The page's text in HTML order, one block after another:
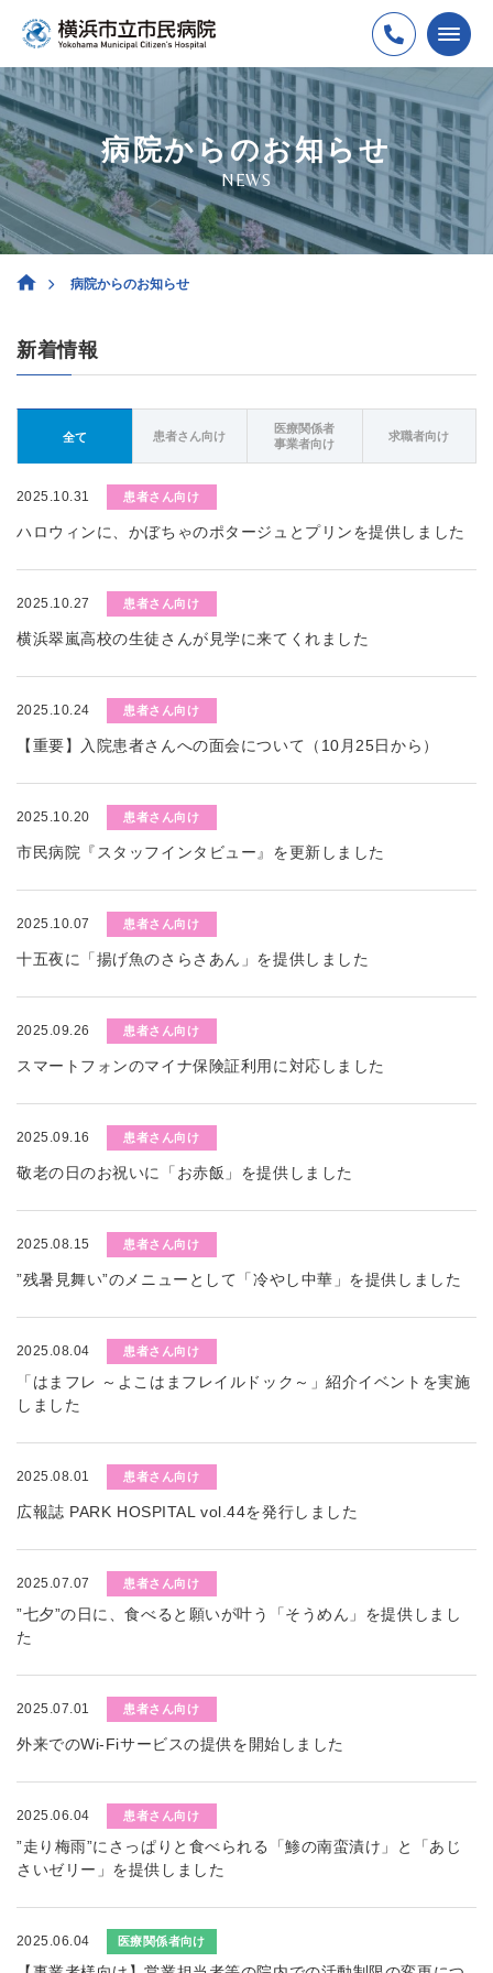
病院からのお知らせ
NEWS
病院からのお知らせ
新着情報
全て 患者さん向け
医療関係者
事業者向け
求職者向け
2025.10.31 患者さん向け
ハロウィンに、かぼちゃのポタージュとプリンを提供しました
2025.10.27 患者さん向け
横浜翠嵐高校の生徒さんが見学に来てくれました
2025.10.24 患者さん向け
【重要】入院患者さんへの面会について（10月25日から）
2025.10.20 患者さん向け
市民病院『スタッフインタビュー』を更新しました
2025.10.07 患者さん向け
十五夜に「揚げ魚のさらさあん」を提供しました
2025.09.26 患者さん向け
スマートフォンのマイナ保険証利用に対応しました
2025.09.16 患者さん向け
敬老の日のお祝いに「お赤飯」を提供しました
2025.08.15 患者さん向け
”残暑見舞い”のメニューとして「冷やし中華」を提供しました
2025.08.04 患者さん向け
「はまフレ ～よこはまフレイルドック～」紹介イベントを実施
しました
2025.08.01 患者さん向け
広報誌 PARK HOSPITAL vol.44を発行しました
2025.07.07 患者さん向け
”七夕”の日に、食べると願いが叶う「そうめん」を提供しまし
た
2025.07.01 患者さん向け
外来でのWi-Fiサービスの提供を開始しました
2025.06.04 患者さん向け
”走り梅雨”にさっぱりと食べられる「鯵の南蛮漬け」と「あじ
さいゼリー」を提供しました
2025.06.04 医療関係者向け